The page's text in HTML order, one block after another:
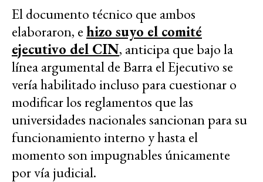
El documento técnico que ambos
elaboraron, ehizo suyo el comité
ejecutivo del CIN, anticipa que bajo la
línea argumental de Barra el Ejecutivo se
vería habilitado incluso para cuestionar o
modificar los reglamentos que las
universidades nacionales sancionan para su
funcionamiento interno y hasta el
momento son impugnables únicamente
por vía judicial.